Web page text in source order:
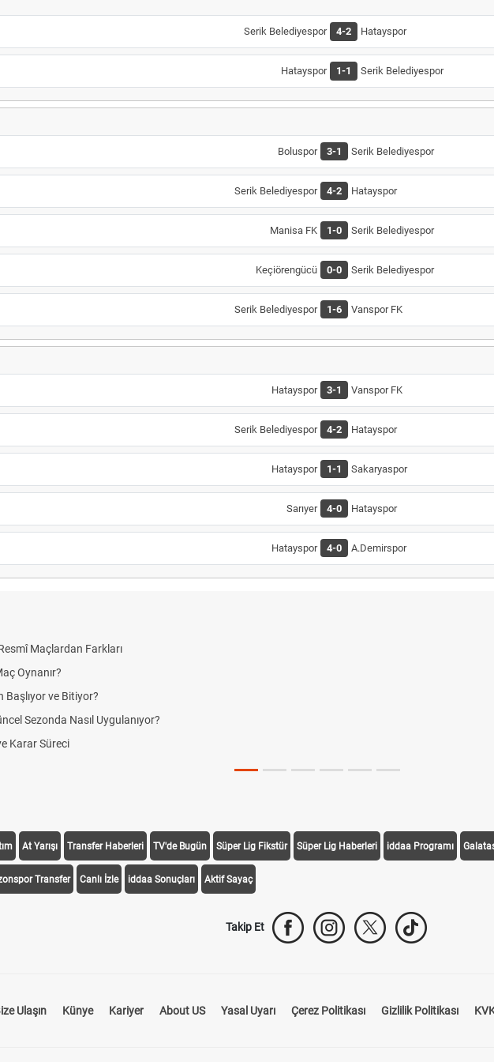
Serik Belediyespor 4-2 Hatayspor
Hatayspor 1-1 Serik Belediyespor
Boluspor 3-1 Serik Belediyespor
Serik Belediyespor 4-2 Hatayspor
Manisa FK 1-0 Serik Belediyespor
Keçiörengücü 0-0 Serik Belediyespor
Serik Belediyespor 1-6 Vanspor FK
Hatayspor 3-1 Vanspor FK
Serik Belediyespor 4-2 Hatayspor
Hatayspor 1-1 Sakaryaspor
Sarıyer 4-0 Hatayspor
Hatayspor 4-0 A.Demirspor
Maçlardan Farkları
Oynanır?
Başlıyor ve Bitiyor?
Sezonda Nasıl Uygulanıyor?
Karar Süreci
At Yarışı Transfer Haberleri TV'de Bugün Süper Lig Fikstür Süper Lig Haberleri iddaa Programı
Transfer Canlı İzle iddaa Sonuçları Aktif Sayaç
Takip Et
Ulaşın Künye Kariyer About US Yasal Uyarı Çerez Politikası Gizlilik Politikası